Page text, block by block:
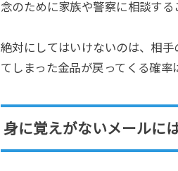
念のために家族や警察に相談する
絶対にしてはいけないのは、相
てしまった金品が戻ってくる確率
身に覚えがないメールに